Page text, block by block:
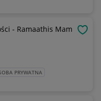
- Ramaathis Mam
PRYWATNA